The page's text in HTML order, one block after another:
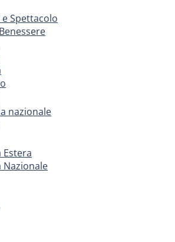
e Spettacolo
nazionale
Estera
Nazionale